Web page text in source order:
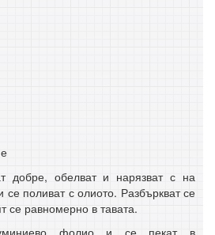
добре, обелват и нарязват с на
се поливат с олиото. Разбъркват се
се равномерно в тавата.
фолио и се пекат в